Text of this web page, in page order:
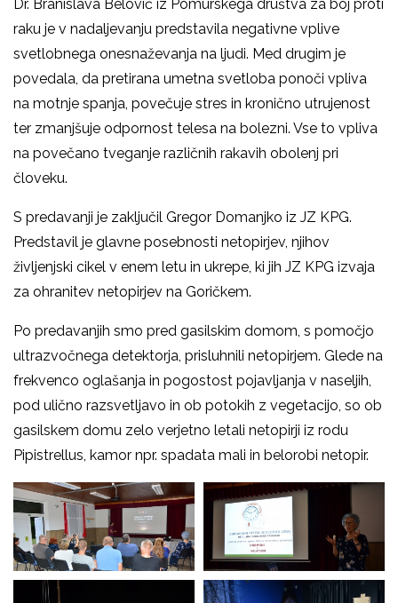
Dr. Branislava Belović iz Pomurskega društva za boj proti
raku je v nadaljevanju predstavila negativne vplive
svetlobnega onesnaževanja na ljudi. Med drugim je
povedala, da pretirana umetna svetloba ponoči vpliva
na motnje spanja, povečuje stres in kronično utrujenost
ter zmanjšuje odpornost telesa na bolezni. Vse to vpliva
na povečano tveganje različnih rakavih obolenj pri
človeku.
S predavanji je zaključil Gregor Domanjko iz JZ KPG.
Predstavil je glavne posebnosti netopirjev, njihov
življenjski cikel v enem letu in ukrepe, ki jih JZ KPG izvaja
za ohranitev netopirjev na Goričkem.
Po predavanjih smo pred gasilskim domom, s pomočjo
ultrazvočnega detektorja, prisluhnili netopirjem. Glede na
frekvenco oglašanja in pogostost pojavljanja v naseljih,
pod ulično razsvetljavo in ob potokih z vegetacijo, so ob
gasilskem domu zelo verjetno letali netopirji iz rodu
Pipistrellus, kamor npr. spadata mali in belorobi netopir.